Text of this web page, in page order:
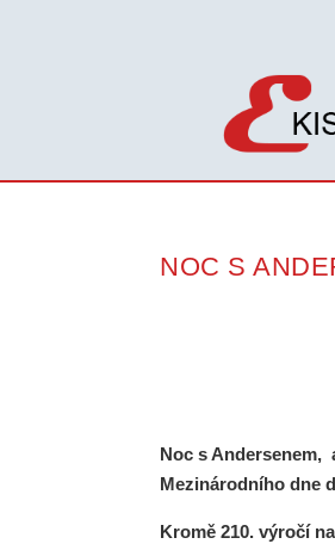
NOC S
Noc s Andersenem,
Mezinárodního dne
Kromě 210. výročí